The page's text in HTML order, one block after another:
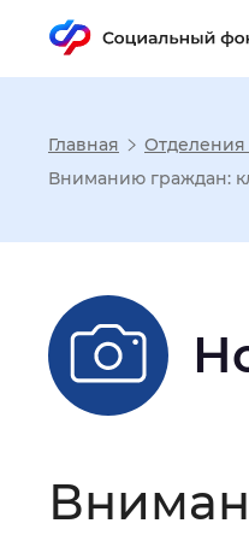
Шрифт:
Главная
Вниманию граждан: